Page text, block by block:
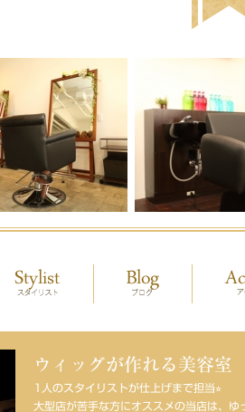
ウィッグが作れる美容室
1人のスタイリストが仕上げまで担当⭐︎
大型店が苦手な方にオススメの当店は、